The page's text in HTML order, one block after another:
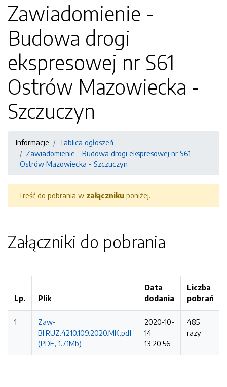
Zawiadomienie -
Budowa drogi
ekspresowej nr S61
Ostrów Mazowiecka -
Szczuczyn
Informacje
Tablica ogłoszeń
Zawiadomienie - Budowa drogi ekspresowej nr S61
Ostrów Mazowiecka - Szczuczyn
Treść do pobrania w załączniku poniżej.
Załączniki do pobrania
Lp. Plik
Data
dodania
Liczba
pobrań
1
Zaw-
BI.RUZ.4210.109.2020.MK.pdf
(PDF, 1.71Mb)
2020-10-
14
13:20:56
485
razy